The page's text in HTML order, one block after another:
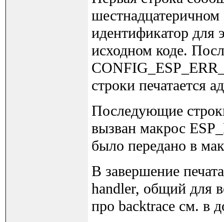
идентификатор для
исходном коде.
строки печатается
Последующие
вызван макрос
было передано в
В завершение
handler, общий для
про backtrace см. в